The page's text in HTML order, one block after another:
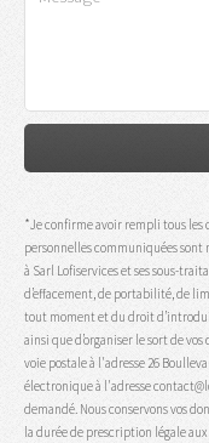
*Je confirme avoir rempli tous les
personnelles communiquées sont
à Sarl Lofiservices et ses sous-
d’effacement, de portabilité, de
tout moment et du droit
ainsi que d’organiser le sort de
voie postale à l'adresse 26
électronique à l'adresse
demandé. Nous conservons vos
la durée de prescription légale